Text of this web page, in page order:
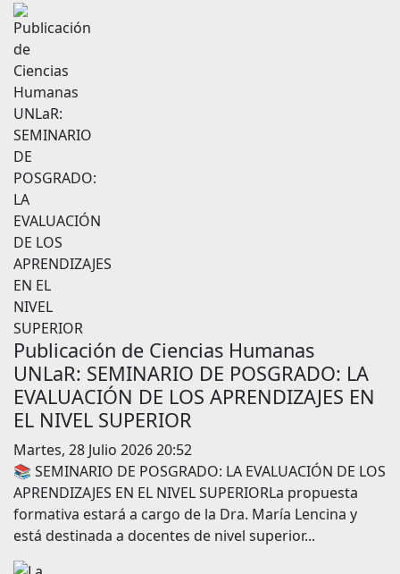
Publicación de Ciencias Humanas
UNLaR: SEMINARIO DE POSGRADO: LA
EVALUACIÓN DE LOS APRENDIZAJES EN
EL NIVEL SUPERIOR
Martes, 28 Julio 2026 20:52
📚 SEMINARIO DE POSGRADO: LA EVALUACIÓN DE LOS
APRENDIZAJES EN EL NIVEL SUPERIORLa propuesta
formativa estará a cargo de la Dra. María Lencina y
está destinada a docentes de nivel superior...